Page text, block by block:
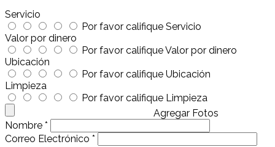
Servicio
Por favor califique Servicio
Valor por dinero
Por favor califique Valor por dinero
Ubicación
Por favor califique Ubicación
Limpieza
Por favor califique Limpieza
Agregar Fotos
Nombre *
Correo Electrónico *